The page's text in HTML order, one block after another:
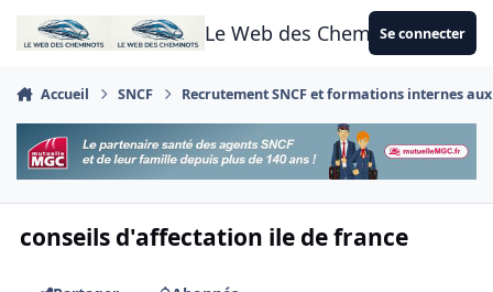
Aller au contenu
Le Web des CheminotsSe connecter
Accueil SNCF Recrutement SNCF et formations internes
conseils d'affectation ile de france